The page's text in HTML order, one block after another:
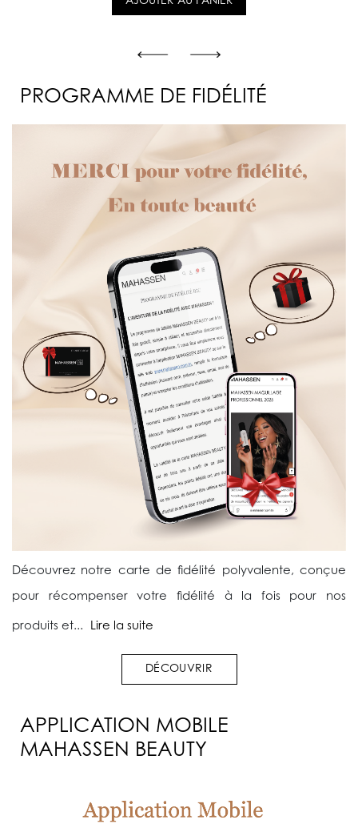
PROGRAMME DE FIDÉLITÉ
Découvrez notre carte de fidélité polyvalente, conçue
pour récompenser votre fidélité à la fois pour nos
produits et... Lire la suite
DÉCOUVRIR
APPLICATION MOBILE
MAHASSEN BEAUTY